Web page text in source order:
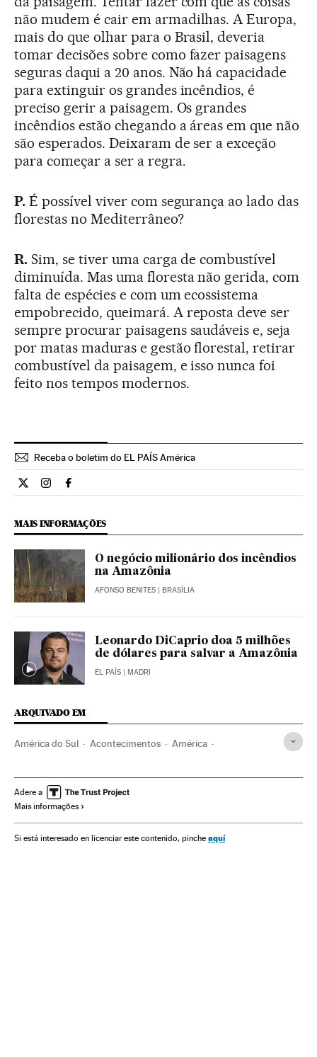
não mudem é cair em armadilhas. A Europa,
mais do que olhar para o Brasil, deveria
tomar decisões sobre como fazer paisagens
seguras daqui a 20 anos. Não há capacidade
para extinguir os grandes incêndios, é
preciso gerir a paisagem. Os grandes
incêndios estão chegando a áreas em que não
são esperados. Deixaram de ser a exceção
para começar a ser a regra.
P.É possível viver com segurança ao lado das
florestas no Mediterrâneo?
R.Sim, se tiver uma carga de combustível
diminuída. Mas uma floresta não gerida, com
falta de espécies e com um ecossistema
empobrecido, queimará. A reposta deve ser
sempre procurar paisagens saudáveis e, seja
por matas maduras e gestão florestal, retirar
combustível da paisagem, e isso nunca foi
feito nos tempos modernos.
Receba o boletim do EL PAÍS América
Internacional El País Brasil en Twitter
Internacional El País Brasil en Instagram
Internacional El País Brasil en Facebook
MAIS INFORMAÇÕES
O negócio milionário dos incêndios
na Amazônia
AFONSO BENITES | BRASÍLIA
Leonardo DiCaprio doa 5 milhões
de dólares para salvar a Amazônia
EL PAÍS | MADRI
ARQUIVADO EM
América do Sul Acontecimentos América
Bombeiros Incêndios florestais
Incêndios Serviços emergência
Espaços naturais Emergências
Adere a
Mais informações
Si está interesado en licenciar este contenido, pinche aquí